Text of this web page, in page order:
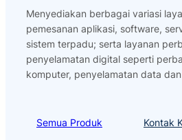
Menyediakan berbagai variasi
pemesanan aplikasi, software,
sistem terpadu; serta layanan
penyelamatan digital seperti
komputer, penyelamatan data
Semua Produk Kontak